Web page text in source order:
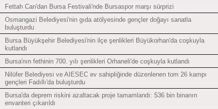
Fettah Can'dan Bursa Festivali'nde Bursaspor marşı sürprizi
Osmangazi Belediyesi'nin gıda atölyesinde gençler doğayı sanatla
buluşturdu
Bursa Büyükşehir Belediyesi'nin ilçe şenlikleri Büyükorhan'da coşkuyla
kutlandı
Bursa'nın fethinin 700. yılı şenlikleri Orhaneli'de coşkuyla kutlandı
Nilüfer Belediyesi ve AIESEC ev sahipliğinde düzenlenen tom 26 kampı
gençleri Fadıllı'da buluşturdu
Bursa'da deprem riskini azaltacak proje tamamlandı: 536 bin binanın
envanteri çıkarıldı